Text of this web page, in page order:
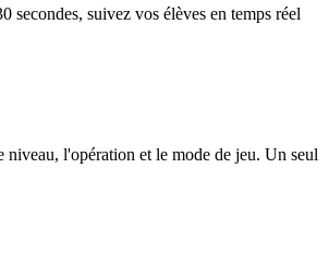
secondes, suivez vos élèves en temps réel
niveau, l'opération et le mode de jeu. Un seul